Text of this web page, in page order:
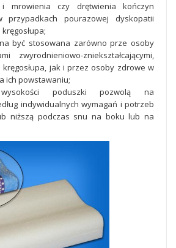
mrowienia czy drętwienia kończyn
przypadkach pourazowej dyskopatii
być stosowana zarówno prze osoby
zwyrodnieniowo-zniekształcającymi,
kręgosłupa, jak i przez osoby zdrowe w
ich powstawaniu;
wysokości poduszki pozwolą na
indywidualnych wymagań i potrzeb
niższą podczas snu na boku lub na